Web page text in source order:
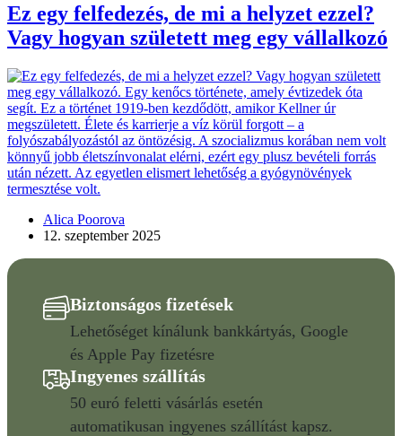
Ez egy felfedezés, de mi a helyzet ezzel?
Vagy hogyan született meg egy vállalkozó
Alica Poorova
12. szeptember 2025
Biztonságos fizetések
Lehetőséget kínálunk bankkártyás, Google
és Apple Pay fizetésre
Ingyenes szállítás
50 euró feletti vásárlás esetén
automatikusan ingyenes szállítást kapsz.